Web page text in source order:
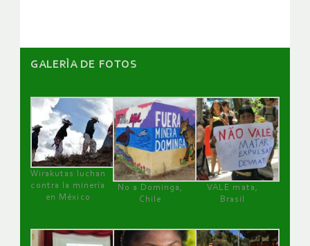
GALERÌA DE FOTOS
Wirakutas luchan
contra la minería
en México
No a Dominga,
Chile
VALE mata,
Brasil